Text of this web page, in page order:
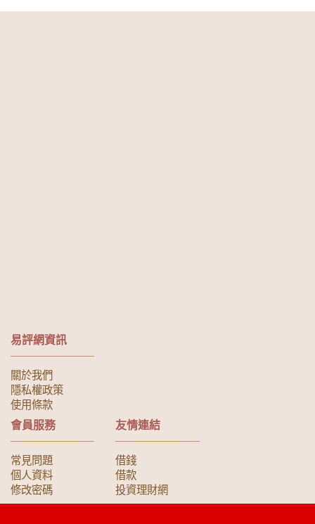
易評網資訊
關於我們
隱私權政策
使用條款
會員服務
常見問題
個人資料
修改密碼
友情連結
借錢
借款
投資理財網